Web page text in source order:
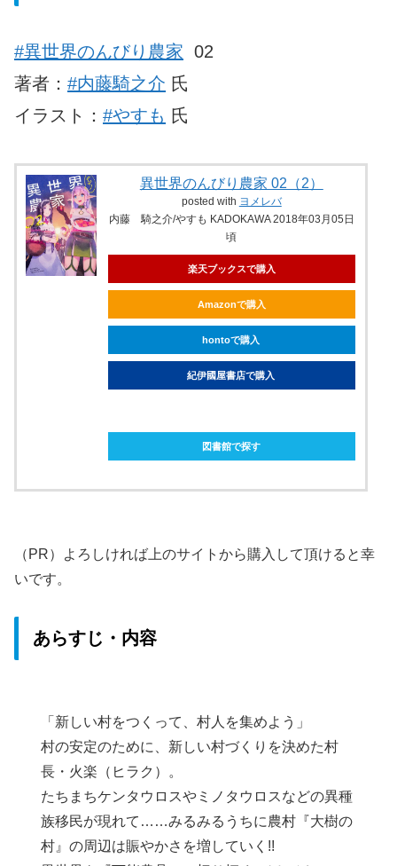
#異世界のんびり農家 02
著者： #内藤騎之介 氏
イラスト： #やすも 氏
異世界のんびり農家 02（2）
posted with ヨメレバ
内藤 騎之介/やすも KADOKAWA 2018年03月05日
頃
楽天ブックスで購入
Amazonで購入
hontoで購入
紀伊國屋書店で購入
図書館で探す
（PR）よろしければ上のサイトから購入して頂けると幸
いです。
あらすじ・内容
「新しい村をつくって、村人を集めよう」
村の安定のために、新しい村づくりを決めた村
長・火楽（ヒラク）。
たちまちケンタウロスやミノタウロスなどの異種
族移民が現れて……みるみるうちに農村『大樹の
村』の周辺は賑やかさを増していく!!